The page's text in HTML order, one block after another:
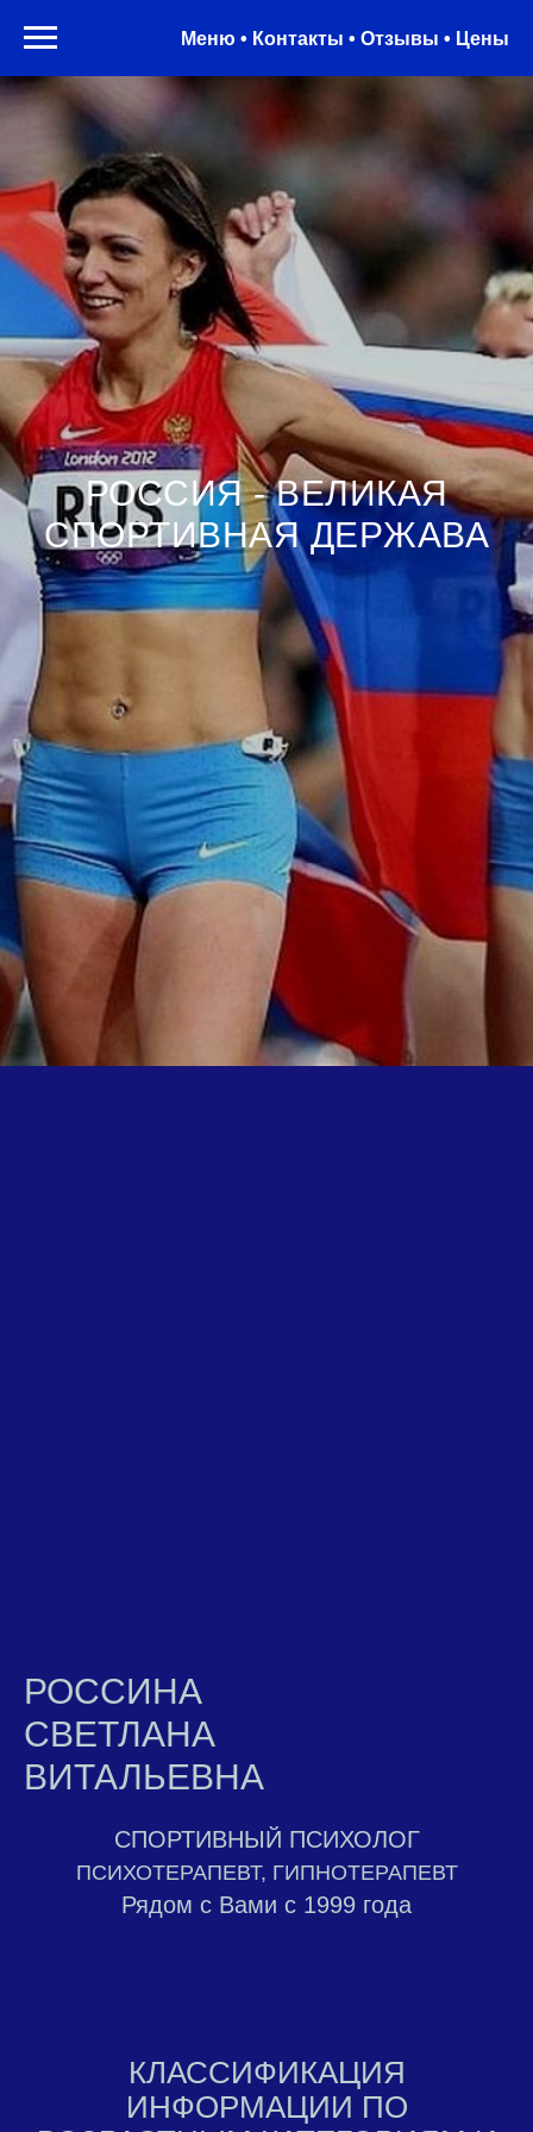
Меню • Контакты • Отзывы • Цены
РОССИЯ - ВЕЛИКАЯ
СПОРТИВНАЯ ДЕРЖАВА
РОССИНА
СВЕТЛАНА
ВИТАЛЬЕВНА
СПОРТИВНЫЙ ПСИХОЛОГ
ПСИХОТЕРАПЕВТ, ГИПНОТЕРАПЕВТ
Рядом с Вами с 1999 года
КЛАССИФИКАЦИЯ
ИНФОРМАЦИИ ПО